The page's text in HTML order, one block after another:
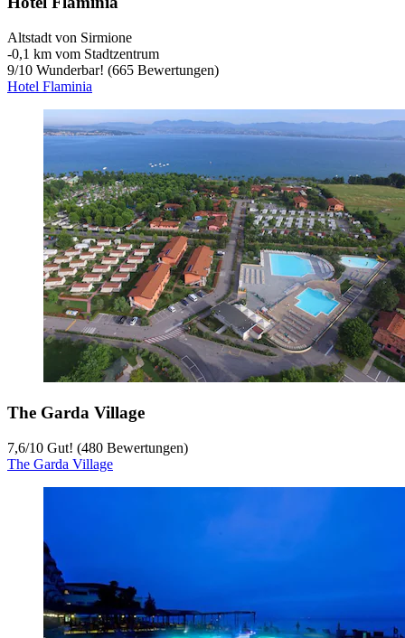
Altstadt von Sirmione
‐0,1 km vom Stadtzentrum
9/10 Wunderbar! (665 Bewertungen)
Hotel Flaminia
The Garda Village
7,6/10 Gut! (480 Bewertungen)
The Garda Village